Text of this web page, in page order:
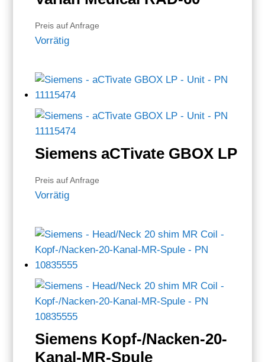
Preis auf Anfrage
Vorrätig
Siemens aCTivate GBOX LP
Preis auf Anfrage
Vorrätig
Siemens Kopf-/Nacken-20-
Kanal-MR-Spule